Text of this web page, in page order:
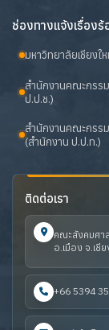
ช่องทางแจ้งเรื่อง
มหาวิทยาลัยเชียงใ
สำนักงานคณะกรร
ป.ป.ช.)
สำนักงานคณะกรร
(สำนักงาน ป.ป.ท.)
ติดต่อเรา
คณะสังคมศา
อ.เมือง จ.เชี
+66 5394